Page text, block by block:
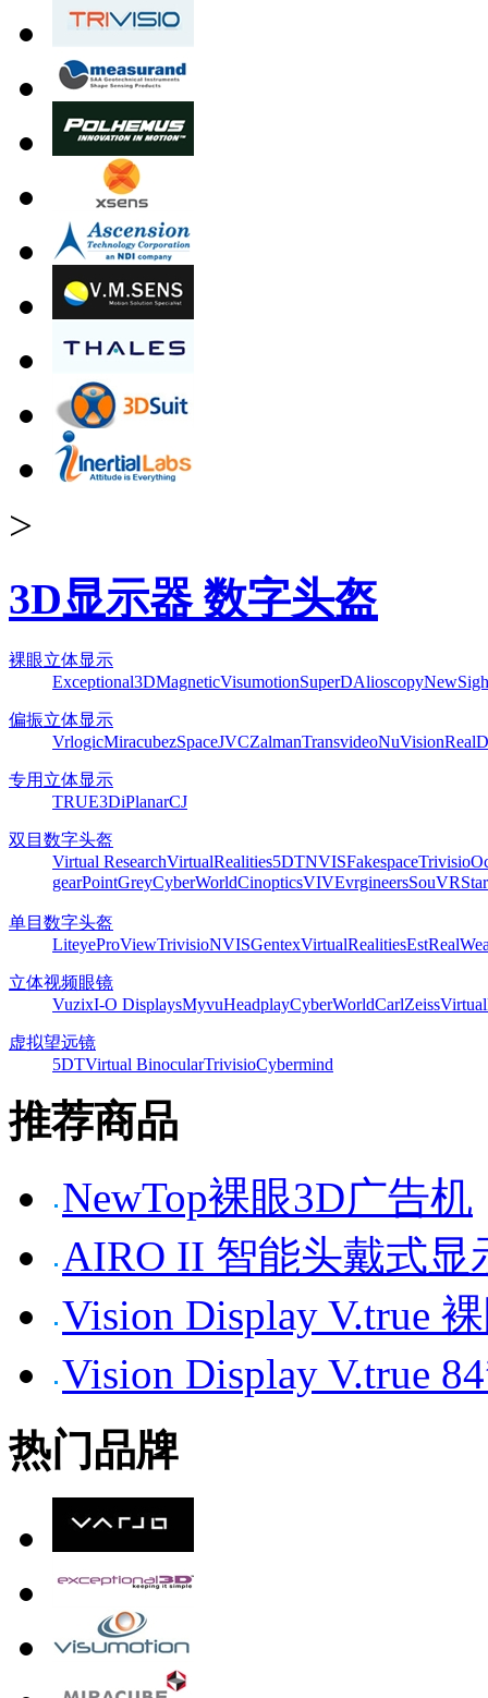
>
3D显示器 数字头盔
裸眼立体显示
Exceptional3DMagneticVisumotionSuperDAlioscopy
偏振立体显示
VrlogicMiracubezSpaceJVCZalmanTransvideoNuVisionRealD
专用立体显示
TRUE3DiPlanarCJ
双目数字头盔
Virtual ResearchVirtualRealities5DTNVISFakespaceTrivisio
gearPointGreyCyberWorldCinopticsVIVEvrgineersSouVR
单目数字头盔
LiteyeProViewTrivisioNVISGentexVirtualRealitiesEst
立体视频眼镜
VuzixI-O DisplaysMyvuHeadplayCyberWorldCarlZeiss
虚拟望远镜
5DTVirtual BinocularTrivisioCybermind
推荐商品
NewTop裸眼3D广告机
AIRO II 智能头戴式显
Vision Display V.true
Vision Display V.true
热门品牌